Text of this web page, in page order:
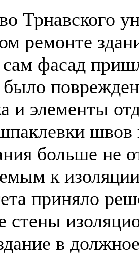
Трнавского
ремонте
сам фасад
и элементы
швов
больше не
к
приняло
стены
в